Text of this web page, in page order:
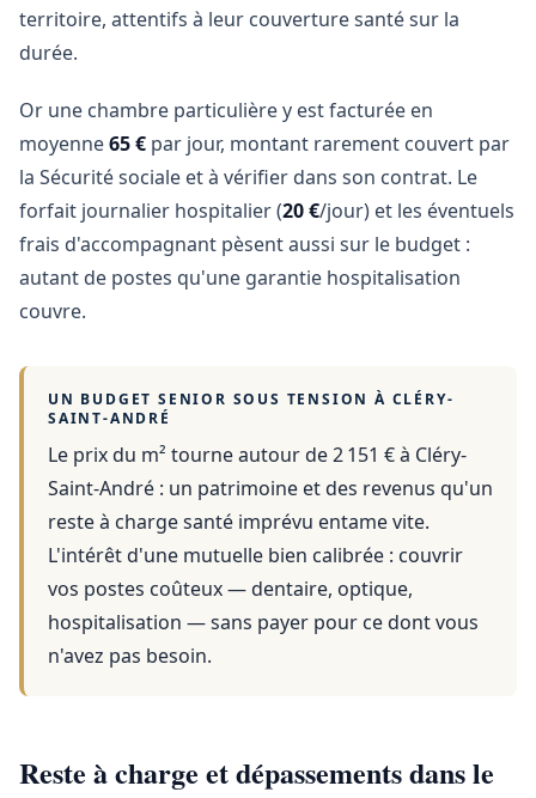
territoire, attentifs à leur couverture santé sur la
durée.
Or une chambre particulière y est facturée en
moyenne65 € par jour, montant rarement couvert par
la Sécurité sociale et à vérifier dans son contrat. Le
forfait journalier hospitalier (20 €/jour) et les éventuels
frais d'accompagnant pèsent aussi sur le budget :
autant de postes qu'une garantie hospitalisation
couvre.
UN BUDGET SENIOR SOUS TENSION À CLÉRY-
SAINT-ANDRÉ
Le prix du m² tourne autour de 2 151 €à Cléry-
Saint-André : un patrimoine et des revenus qu'un
reste à charge santé imprévu entame vite.
L'intérêt d'une mutuelle bien calibrée : couvrir
vos postes coûteux — dentaire, optique,
hospitalisation — sans payer pour ce dont vous
n'avez pas besoin.
Reste à charge et dépassements dans le